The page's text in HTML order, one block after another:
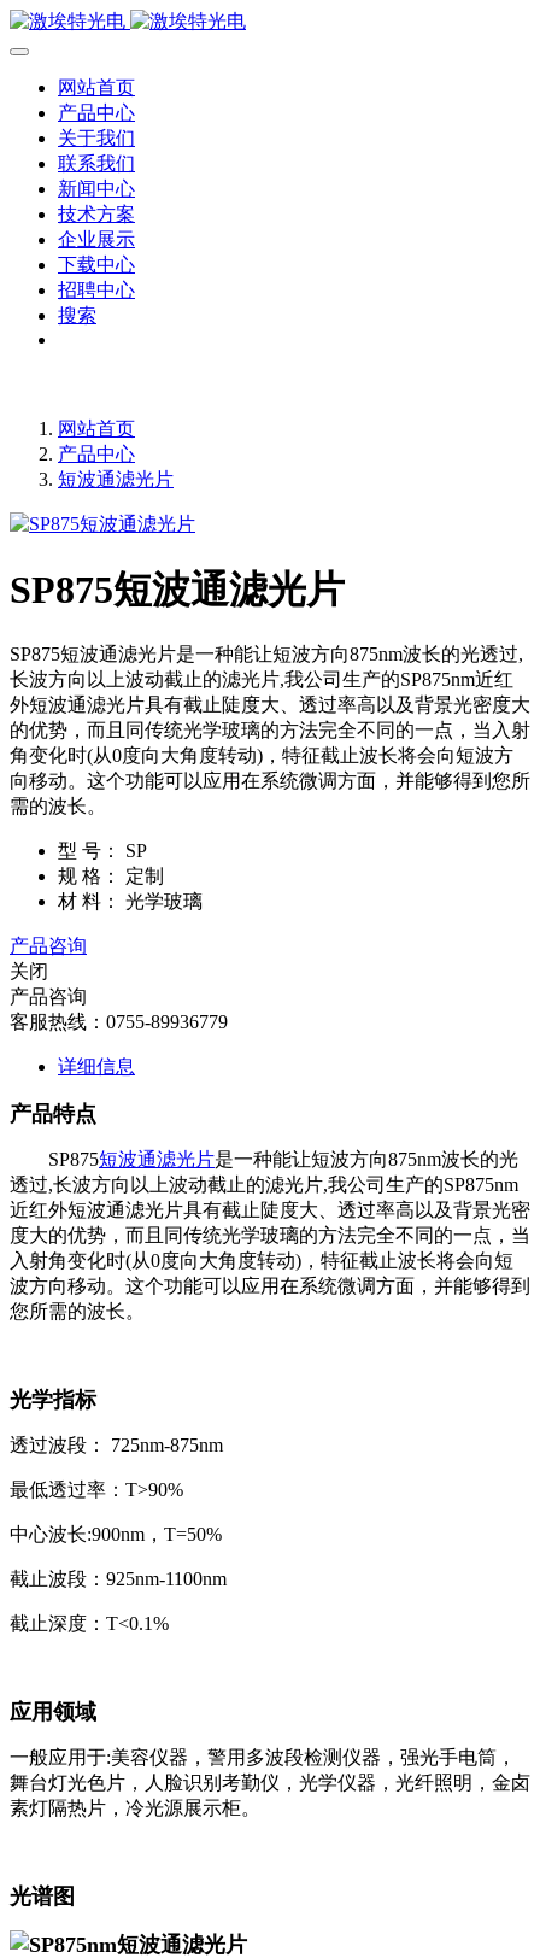
网站首页
产品中心
关于我们
联系我们
新闻中心
技术方案
企业展示
下载中心
招聘中心
搜索
网站首页
产品中心
短波通滤光片
SP875短波通滤光片
SP875短波通滤光片是一种能让短波方向875nm波长的光透过,
长波方向以上波动截止的滤光片,我公司生产的SP875nm近红
外短波通滤光片具有截止陡度大、透过率高以及背景光密度大
的优势，而且同传统光学玻璃的方法完全不同的一点，当入射
角变化时(从0度向大角度转动)，特征截止波长将会向短波方
向移动。这个功能可以应用在系统微调方面，并能够得到您所
需的波长。
型 号：
SP
规 格：
定制
材 料：
光学玻璃
产品咨询
关闭
产品咨询
客服热线：0755-89936779
详细信息
产品特点
SP875短波通滤光片是一种能让短波方向875nm波长的光
透过,长波方向以上波动截止的滤光片,我公司生产的SP875nm
近红外短波通滤光片具有截止陡度大、透过率高以及背景光密
度大的优势，而且同传统光学玻璃的方法完全不同的一点，当
入射角变化时(从0度向大角度转动)，特征截止波长将会向短
波方向移动。这个功能可以应用在系统微调方面，并能够得到
您所需的波长。
光学指标
透过波段： 725nm-875nm
最低透过率：T>90%
中心波长:900nm，T=50%
截止波段：925nm-1100nm
截止深度：T<0.1%
应用领域
一般应用于:美容仪器，警用多波段检测仪器，强光手电筒，
舞台灯光色片，人脸识别考勤仪，光学仪器，光纤照明，金卤
素灯隔热片，冷光源展示柜。
光谱图